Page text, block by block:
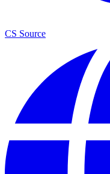
CS Source